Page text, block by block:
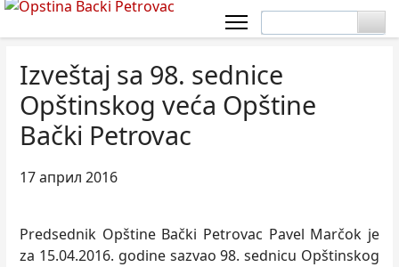
Izveštaj sa 98. sednice
Opštinskog veća Opštine
Bački Petrovac
17 април 2016
Predsednik Opštine Bački Petrovac Pavel Marčok je
za 15.04.2016. godine sazvao 98. sednicu Opštinskog